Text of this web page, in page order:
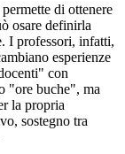
di ottenere
osare definirla
I professori, infatti,
esperienze
con
"ore buche", ma
la propria
sostegno tra